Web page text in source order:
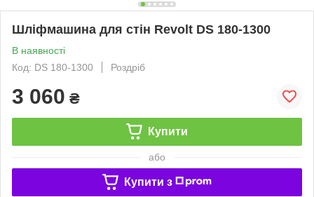
Шліфмашина для стін Revolt DS 180-1300
В наявності
Код: DS 180-1300
Роздріб
3 060 ₴
Купити
або
Купити з